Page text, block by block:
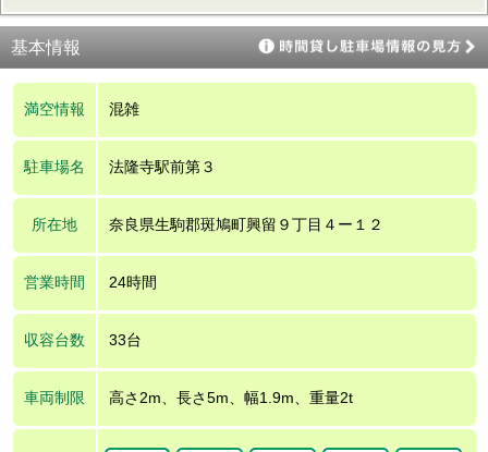
基本情報
満空情報 混雑
駐車場名 法隆寺駅前第３
所在地 奈良県生駒郡斑鳩町興留９丁目４ー１２
営業時間 24時間
収容台数 33台
車両制限 高さ2m、長さ5m、幅1.9m、重量2t